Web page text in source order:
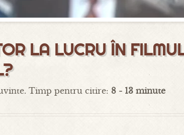
LA LUCRU ÎN
Timp pentru citire: 8 - 13 minute